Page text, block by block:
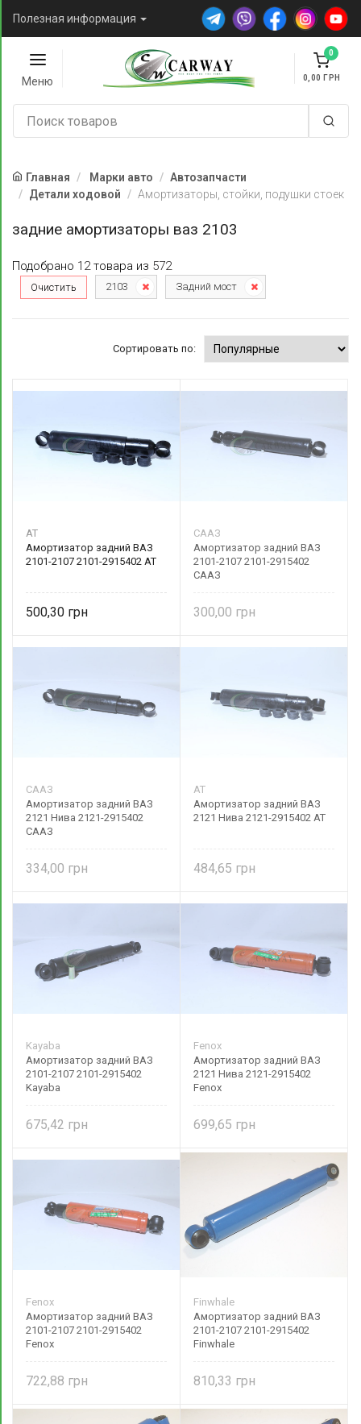
Полезная информация
Меню
0
0,00
Главная Марки авто
Автозапчасти
Детали ходовой
Амортизаторы, стойки, подушки стоек
задние амортизаторы ваз 2103
Подобрано 12 товара из 572
Очистить 2103 Задний мост
Сортировать по:
AT
Амортизатор задний ВАЗ
2101-2107 2101-2915402 AT
500,30
СААЗ
Амортизатор задний ВАЗ
2101-2107 2101-2915402
СААЗ
300,00
СААЗ
Амортизатор задний ВАЗ
2121 Нива 2121-2915402
СААЗ
334,00
AT
Амортизатор задний ВАЗ
2121 Нива 2121-2915402 AT
484,65
Kayaba
Амортизатор задний ВАЗ
2101-2107 2101-2915402
Kayaba
675,42
Fenox
Амортизатор задний ВАЗ
2121 Нива 2121-2915402
Fenox
699,65
Fenox
Амортизатор задний ВАЗ
2101-2107 2101-2915402
Fenox
722,88
Finwhale
Амортизатор задний ВАЗ
2101-2107 2101-2915402
Finwhale
810,33